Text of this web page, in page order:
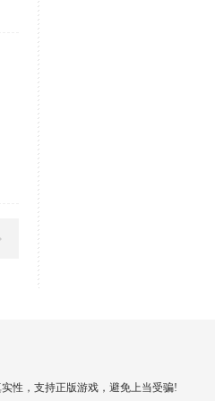
性，支持正版游戏，避免上当受骗!